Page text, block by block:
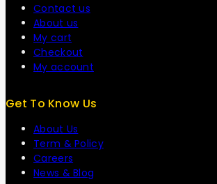
Contact us
About us
My cart
Checkout
My account
Get To Know Us
About Us
Term & Policy
Careers
News & Blog